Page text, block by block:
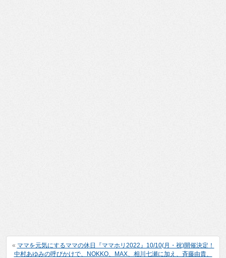
« ママを元気にするママの休日『ママホリ2022』10/10(月・祝)開催決定！
中村あゆみの呼びかけで、NOKKO、MAX、相川七瀬に加え、斉藤由貴、